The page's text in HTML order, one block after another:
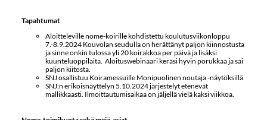
Tapahtumat
Aloitteleville nome-koirille kohdistettu koulutusviikonloppu
7.-8.9.2024 Kouvolan seudulla on herättänyt paljon kiinnostusta
ja sinne onkin tulossa yli 20 koirakkoa per päivä ja lisäksi
kuunteluoppilaita. Aloituswebinaari keräsi hyvin porukkaa ja sai
paljon kiitosta.
SNJ osallistuu Koiramessuille Monipuolinen noutaja -näytöksillä
SNJ:n erikoisnäyttelyn 5.10.2024 järjestelyt etenevät
mallikkaasti. Ilmoittautumisaikaa on jäljellä vielä kaksi viikkoa.